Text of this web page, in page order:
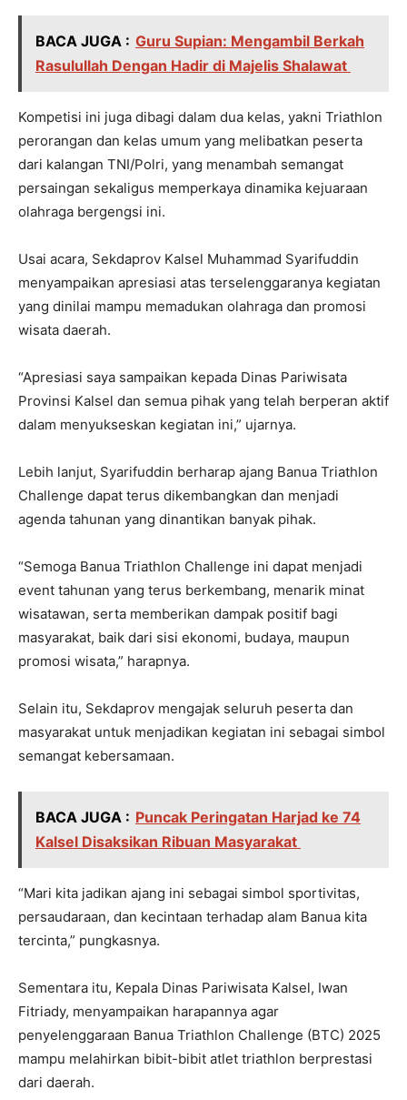
BACA JUGA : Guru Supian: Mengambil Berkah
Rasulullah Dengan Hadir di Majelis Shalawat
Kompetisi ini juga dibagi dalam dua kelas, yakni Triathlon
perorangan dan kelas umum yang melibatkan peserta
dari kalangan TNI/Polri, yang menambah semangat
persaingan sekaligus memperkaya dinamika kejuaraan
olahraga bergengsi ini.
Usai acara, Sekdaprov Kalsel Muhammad Syarifuddin
menyampaikan apresiasi atas terselenggaranya kegiatan
yang dinilai mampu memadukan olahraga dan promosi
wisata daerah.
“Apresiasi saya sampaikan kepada Dinas Pariwisata
Provinsi Kalsel dan semua pihak yang telah berperan aktif
dalam menyukseskan kegiatan ini,” ujarnya.
Lebih lanjut, Syarifuddin berharap ajang Banua Triathlon
Challenge dapat terus dikembangkan dan menjadi
agenda tahunan yang dinantikan banyak pihak.
“Semoga Banua Triathlon Challenge ini dapat menjadi
event tahunan yang terus berkembang, menarik minat
wisatawan, serta memberikan dampak positif bagi
masyarakat, baik dari sisi ekonomi, budaya, maupun
promosi wisata,” harapnya.
Selain itu, Sekdaprov mengajak seluruh peserta dan
masyarakat untuk menjadikan kegiatan ini sebagai simbol
semangat kebersamaan.
BACA JUGA : Puncak Peringatan Harjad ke 74
Kalsel Disaksikan Ribuan Masyarakat
“Mari kita jadikan ajang ini sebagai simbol sportivitas,
persaudaraan, dan kecintaan terhadap alam Banua kita
tercinta,” pungkasnya.
Sementara itu, Kepala Dinas Pariwisata Kalsel, Iwan
Fitriady, menyampaikan harapannya agar
penyelenggaraan Banua Triathlon Challenge (BTC) 2025
mampu melahirkan bibit-bibit atlet triathlon berprestasi
dari daerah.